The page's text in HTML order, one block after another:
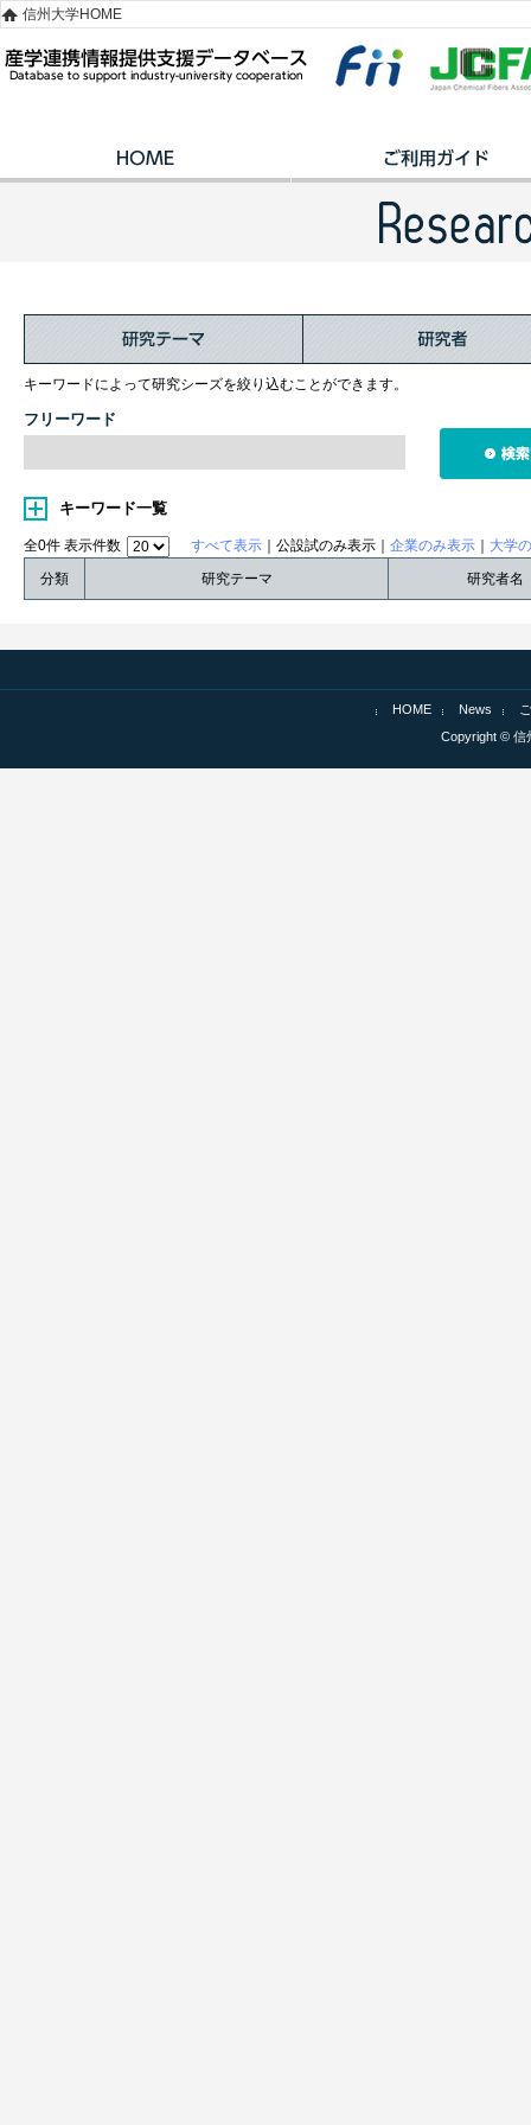
信州大学HOME
キーワードによって研究シーズを絞り込むことができます。
フリーワード
キーワード一覧
全0件 表示件数 すべて表示 ｜公設試のみ表示｜ 企業のみ表示
大学
分類
研究テーマ 研究者名
HOME News
Copyright © 信